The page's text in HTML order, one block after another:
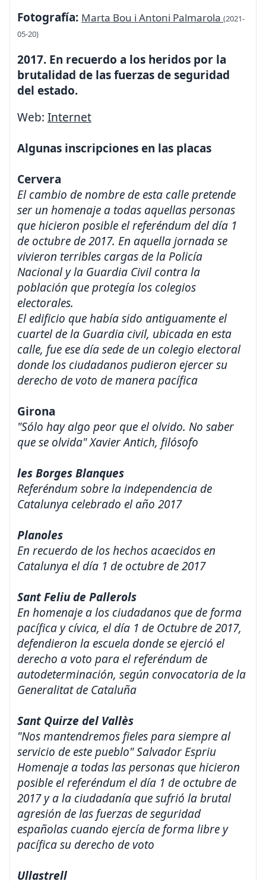
Fotografía: Marta Bou i Antoni Palmarola (2021-
05-20)
2017. En recuerdo a los heridos por la
brutalidad de las fuerzas de seguridad
del estado.
Web: Internet
Algunas inscripciones en las placas
Cervera
El cambio de nombre de esta calle pretende
ser un homenaje a todas aquellas personas
que hicieron posible el referéndum del día 1
de octubre de 2017. En aquella jornada se
vivieron terribles cargas de la Policía
Nacional y la Guardia Civil contra la
población que protegía los colegios
electorales.
El edificio que había sido antiguamente el
cuartel de la Guardia civil, ubicada en esta
calle, fue ese día sede de un colegio electoral
donde los ciudadanos pudieron ejercer su
derecho de voto de manera pacífica
Girona
"Sólo hay algo peor que el olvido. No saber
que se olvida" Xavier Antich, filósofo
les Borges Blanques
Referéndum sobre la independencia de
Catalunya celebrado el año 2017
Planoles
En recuerdo de los hechos acaecidos en
Catalunya el día 1 de octubre de 2017
Sant Feliu de Pallerols
En homenaje a los ciudadanos que de forma
pacífica y cívica, el día 1 de Octubre de 2017,
defendieron la escuela donde se ejerció el
derecho a voto para el referéndum de
autodeterminación, según convocatoria de la
Generalitat de Cataluña
Sant Quirze del Vallès
"Nos mantendremos fieles para siempre al
servicio de este pueblo" Salvador Espriu
Homenaje a todas las personas que hicieron
posible el referéndum el día 1 de octubre de
2017 y a la ciudadanía que sufrió la brutal
agresión de las fuerzas de seguridad
españolas cuando ejercía de forma libre y
pacífica su derecho de voto
Ullastrell